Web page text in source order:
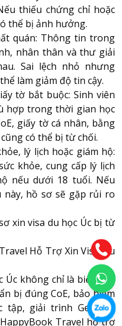
thiếu chứng chỉ hoặc
thể bị ảnh hưởng.
quán: Thông tin trong
nhân thân và thư giải
Sai lệch nhỏ nhưng
làm giảm độ tin cậy.
tờ bắt buộc: Sinh viên
hợp trong thời gian học
giấy tờ cá nhân, bằng
có thể bị từ chối.
lý lịch hoặc giám hộ:
khỏe, cung cấp lý lịch
nếu dưới 18 tuổi. Nếu
hồ sơ sẽ gặp rủi ro
xin visa du học Úc bị từ
Hỗ Trợ Xin Visa Du
không chỉ là biết nộp
bị đúng CoE, bảo hiểm
tập, giải trình Genuine
Travel hỗ trợ